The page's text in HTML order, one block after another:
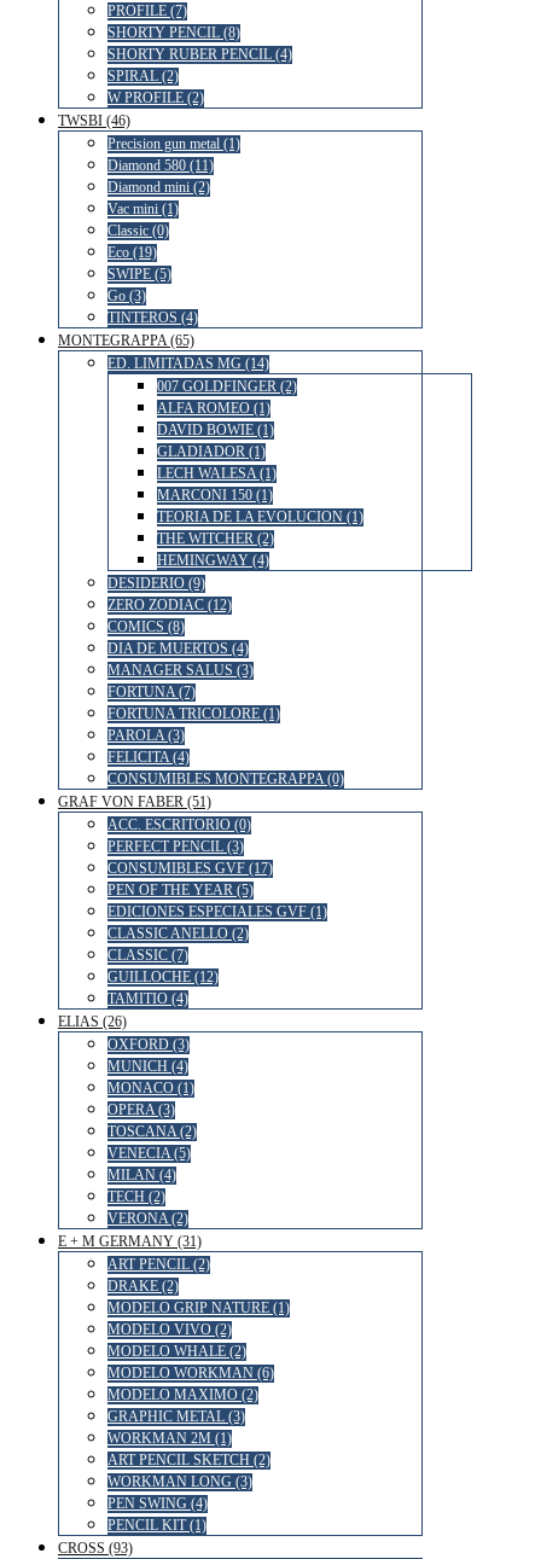
PROFILE (7)
SHORTY PENCIL (8)
SHORTY RUBER PENCIL (4)
SPIRAL (2)
W PROFILE (2)
TWSBI (46)
Precision gun metal (1)
Diamond 580 (11)
Diamond mini (2)
Vac mini (1)
Classic (0)
Eco (19)
SWIPE (5)
Go (3)
TINTEROS (4)
MONTEGRAPPA (65)
ED. LIMITADAS MG (14)
007 GOLDFINGER (2)
ALFA ROMEO (1)
DAVID BOWIE (1)
GLADIADOR (1)
LECH WALESA (1)
MARCONI 150 (1)
TEORIA DE LA EVOLUCION (1)
THE WITCHER (2)
HEMINGWAY (4)
DESIDERIO (9)
ZERO ZODIAC (12)
COMICS (8)
DIA DE MUERTOS (4)
MANAGER SALUS (3)
FORTUNA (7)
FORTUNA TRICOLORE (1)
PAROLA (3)
FELICITA (4)
CONSUMIBLES MONTEGRAPPA (0)
GRAF VON FABER (51)
ACC. ESCRITORIO (0)
PERFECT PENCIL (3)
CONSUMIBLES GVF (17)
PEN OF THE YEAR (5)
EDICIONES ESPECIALES GVF (1)
CLASSIC ANELLO (2)
CLASSIC (7)
GUILLOCHE (12)
TAMITIO (4)
ELIAS (26)
OXFORD (3)
MUNICH (4)
MONACO (1)
OPERA (3)
TOSCANA (2)
VENECIA (5)
MILAN (4)
TECH (2)
VERONA (2)
E + M GERMANY (31)
ART PENCIL (2)
DRAKE (2)
MODELO GRIP NATURE (1)
MODELO VIVO (2)
MODELO WHALE (2)
MODELO WORKMAN (6)
MODELO MAXIMO (2)
GRAPHIC METAL (3)
WORKMAN 2M (1)
ART PENCIL SKETCH (2)
WORKMAN LONG (3)
PEN SWING (4)
PENCIL KIT (1)
CROSS (93)